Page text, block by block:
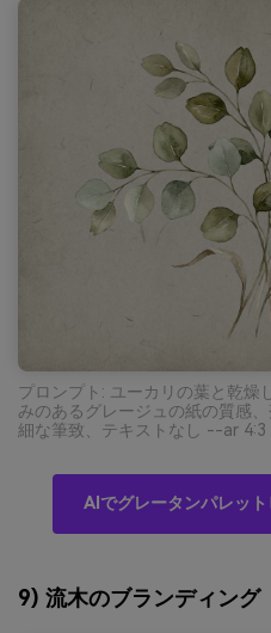
プロンプト: ユーカリの葉と乾燥
みのあるグレージュの紙の質感
細な筆致、テキストなし --ar 4:3
AIでグレータンパレッ
9) 流木のブランディング